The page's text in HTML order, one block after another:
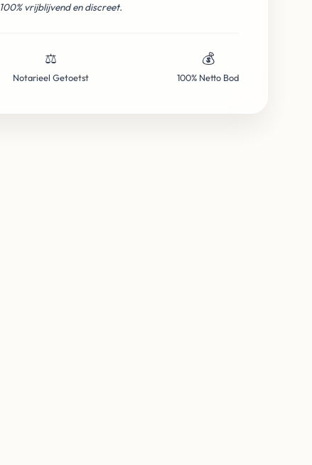
100% vrijblijvend en discreet.
⚖️
Notarieel Getoetst
💰
100% Netto Bod